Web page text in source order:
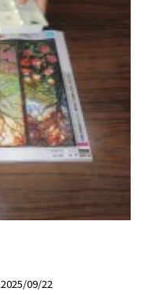
2025/09/22